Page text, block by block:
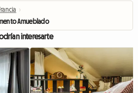
›
Amueblado
interesarte